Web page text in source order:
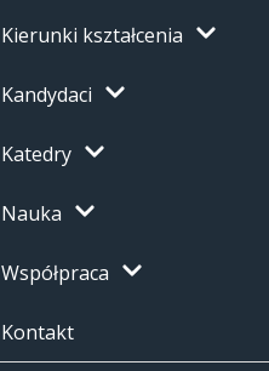
Kierunki kształcenia
Kandydaci
Katedry
Nauka
Współpraca
Kontakt